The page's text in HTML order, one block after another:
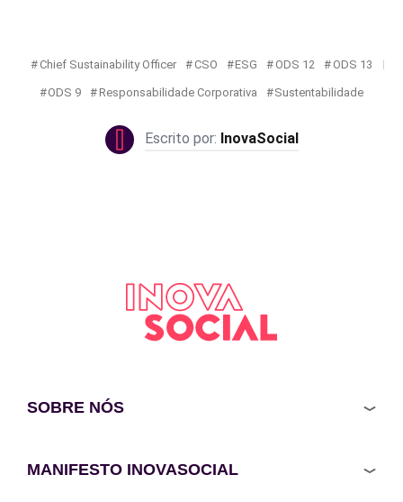
Chief Sustainability Officer CSO ESG ODS 12 ODS 13
ODS 9 Responsabilidade Corporativa Sustentabilidade
InovaSocial
SOBRE NÓS
MANIFESTO INOVASOCIAL